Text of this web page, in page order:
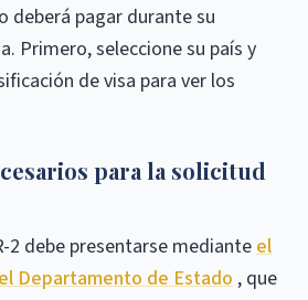
deberá pagar durante su
Primero, seleccione su país y
de visa para ver los
para la solicitud
2 debe presentarse medianteel
Departamento de Estado , que